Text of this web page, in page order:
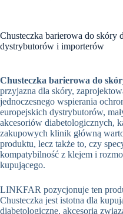
Chusteczka barierowa do skóry
dystrybutorów i importerów
Chusteczka barierowa do
przyjazna dla skóry,
jednoczesnego wspierania
europejskich dystrybutorów,
akcesoriów diabetologicznych,
zakupowych klinik główną
produktu, lecz także to, czy
kompatybilność z klejem i
kupującego.
LINKFAR pozycjonuje ten
Chusteczka jest istotna dla
diabetologiczne, akcesoria